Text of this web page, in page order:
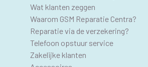
Wat klanten zeggen
Waarom GSM Reparatie Centra?
Reparatie via de verzekering?
Telefoon opstuur service
Zakelijke klanten